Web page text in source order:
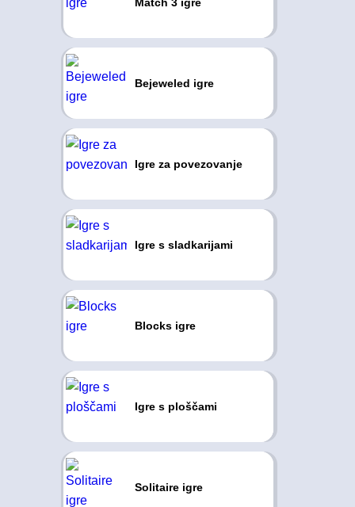
Bejeweled igre
Igre za povezovanje
Igre s sladkarijami
Blocks igre
Igre s ploščami
Solitaire igre